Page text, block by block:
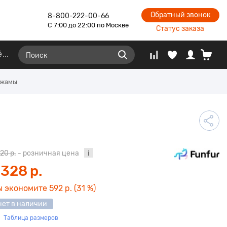
8-800-222-00-66
С 7:00 до 22:00 по Москве
Обратный звонок
Статус заказа
р. - розничная цена
р.
экономите 592 р. (31 %)
в наличии
Таблица размеров